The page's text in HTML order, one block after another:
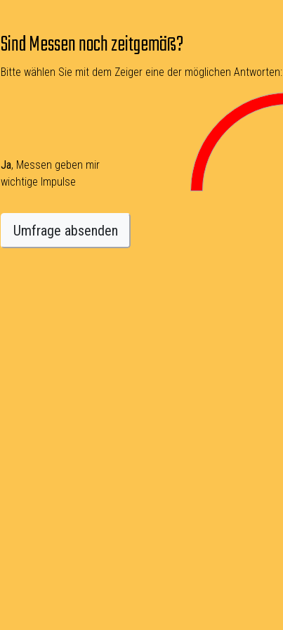
Sind Messen noch zeitgemäß?
Bitte wählen Sie mit dem Zeiger eine der möglichen Antworten:
Ja, Messen geben mir
wichtige Impulse
Umfrage absenden